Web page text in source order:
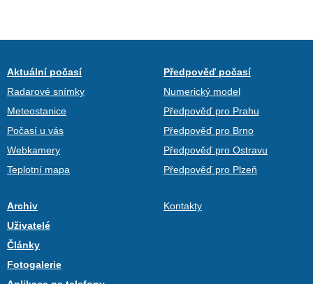
Aktuální počasí
Radarové snímky
Meteostanice
Počasí u vás
Webkamery
Teplotní mapa
Předpověď počasí
Numerický model
Předpověď pro Prahu
Předpověď pro Brno
Předpověď pro Ostravu
Předpověď pro Plzeň
Archiv
Uživatelé
Články
Fotogalerie
Kontakty